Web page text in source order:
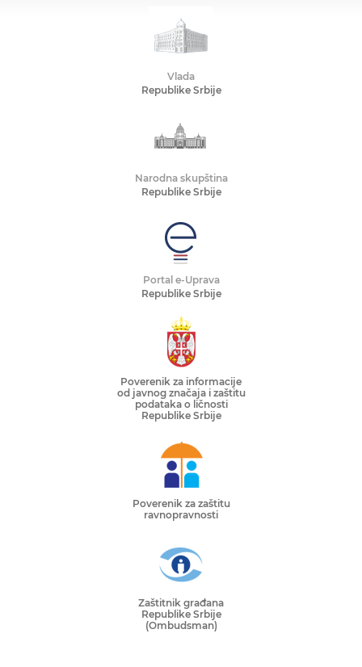
Vlada
Republike Srbije
Narodna skupština
Republike Srbije
Portal e-Uprava
Republike Srbije
Poverenik za informacije
od javnog značaja i zaštitu
podataka o ličnosti
Republike Srbije
Poverenik za zaštitu
ravnopravnosti
Zaštitnik građana
Republike Srbije
(Ombudsman)